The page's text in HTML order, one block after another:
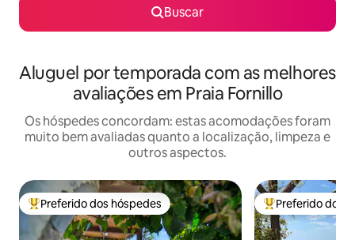
Buscar
Aluguel por temporada com as melhores
avaliações em Praia Fornillo
Os hóspedes concordam: estas acomodações foram
muito bem avaliadas quanto a localização, limpeza e
outros aspectos.
Entre os melhores preferidos dos hóspedes
Preferido dos hóspedes Entre os
Preferido dos